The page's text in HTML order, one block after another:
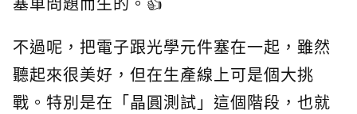
不過呢，把電子跟光學元件塞在一起，雖然
聽起來很美好，但在生產線上可是個大挑
戰。特別是在「晶圓測試」這個階段，也就